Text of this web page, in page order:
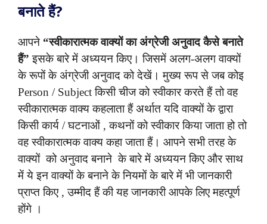
बनाते हैं?
आपने “स्वीकारात्मक वाक्यों का अंग्रेजी अनुवाद कैसे बनाते
हैं” इसके बारे में अध्ययन किए। जिसमें अलग-अलग वाक्यों
के रूपों के अंग्रेजी अनुवाद को देखें। मुख्य रूप से जब कोइ
Person / Subject किसी चीज को स्वीकार करते हैं तो वह
स्वीकारात्मक वाक्य कहलाता हैं अर्थात यदि वाक्यों के द्वारा
किसी कार्य / घटनाओं , कथनों को स्वीकार किया जाता हो तो
वह स्वीकारात्मक वाक्य कहा जाता हैं। आपने सभी तरह के
वाक्यों को अनुवाद बनाने के बारे में अध्ययन किए और साथ
में ये इन वाक्यों के बनाने के नियमों के बारे में भी जानकारी
प्राप्त किए , उम्मीद हैं की यह जानकारी आपके लिए महत्पूर्ण
होंगे ।